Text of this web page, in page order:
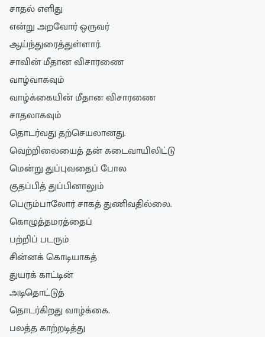
சாதல் எளிது
என்று அறவோர் ஒருவர்
ஆய்ந்துரைத்துள்ளார்.
சாவின் மீதான விசாரணை
வாழ்வாகவும்
வாழ்க்கையின் மீதான விசாரணை
சாதலாகவும்
தொடர்வது தற்செயலானது.
வெற்றிலையைத் தன் கடைவாயிலிட்டு
மென்று துப்புவதைப் போல
குதப்பித் துப்பினாலும்
பெரும்பாலோர் சாகத் துணிவதில்லை.
கொழுத்தமரத்தைப்
பற்றிப் படரும்
சின்னக் கொடியாகத்
துயரக் காட்டின்
அடிதொட்டுத்
தொடர்கிறது வாழ்க்கை.
பலத்த காற்றடித்து